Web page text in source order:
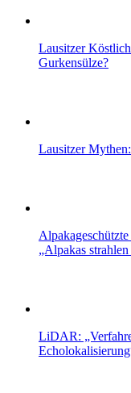
Lausitzer
Gurkensülze?
Lausitzer
„Alpakas
LiDAR: